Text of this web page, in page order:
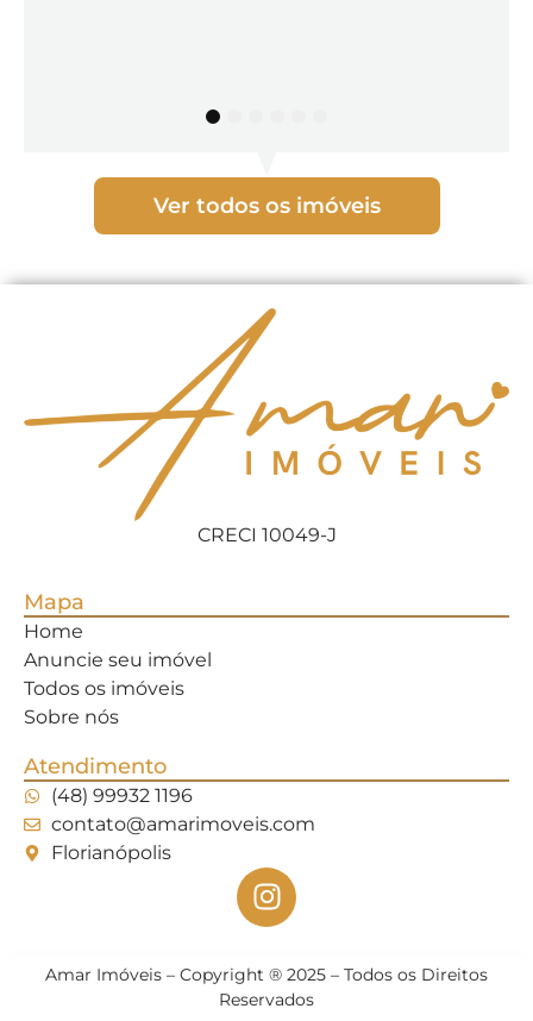
4
Ver todos os imóveis
CRECI 10049-J
Mapa
Home
Anuncie seu imóvel
Todos os imóveis
Sobre nós
Atendimento
(48) 99932 1196
contato@amarimoveis.com
Florianópolis
Amar Imóveis – Copyright ® 2025 – Todos os Direitos
Reservados